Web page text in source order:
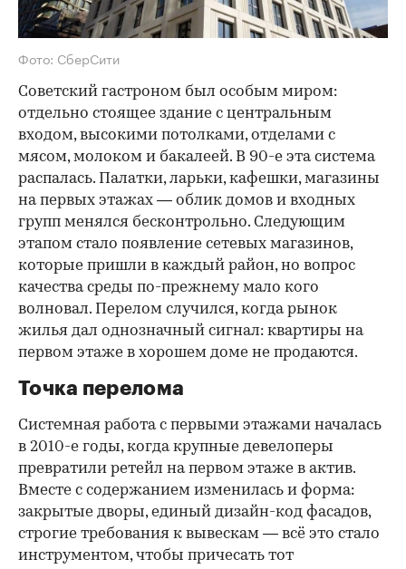
Фото: СберСити
Советский гастроном был особым миром:
отдельно стоящее здание с центральным
входом, высокими потолками, отделами с
мясом, молоком и бакалеей. В 90-е эта система
распалась. Палатки, ларьки, кафешки, магазины
на первых этажах — облик домов и входных
групп менялся бесконтрольно. Следующим
этапом стало появление сетевых магазинов,
которые пришли в каждый район, но вопрос
качества среды по-прежнему мало кого
волновал. Перелом случился, когда рынок
жилья дал однозначный сигнал: квартиры на
первом этаже в хорошем доме не продаются.
Точка перелома
Системная работа с первыми этажами началась
в 2010-е годы, когда крупные девелоперы
превратили ретейл на первом этаже в актив.
Вместе с содержанием изменилась и форма:
закрытые дворы, единый дизайн-код фасадов,
строгие требования к вывескам — всё это стало
инструментом, чтобы причесать тот